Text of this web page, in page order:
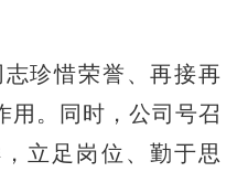
珍惜荣誉、再接再
用。同时，公司号召
立足岗位、勤于思